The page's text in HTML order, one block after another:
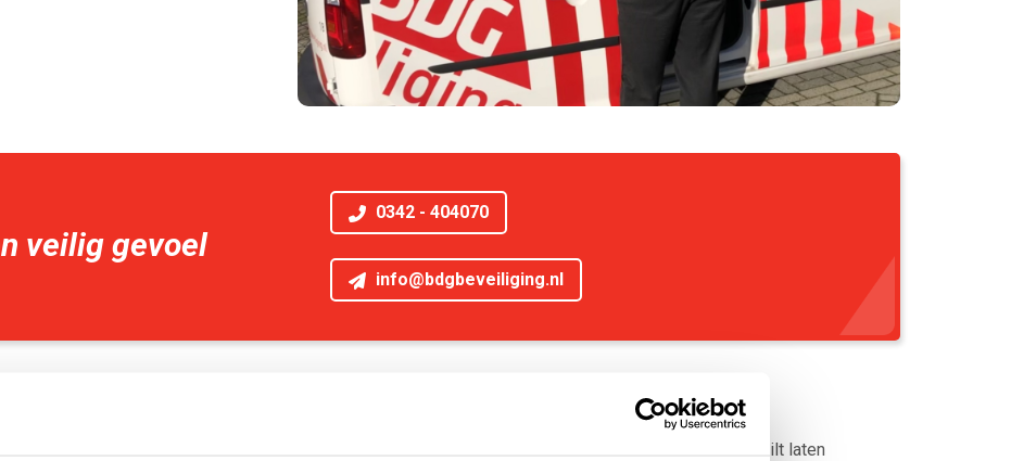
veilig gevoel
0342 - 404070
info@bdgbeveiliging.nl
in Almere
aan op het gebied van objectbeveiliging. Of u nu uw woning of bedrijfspand bij de (ver)bouw wilt laten